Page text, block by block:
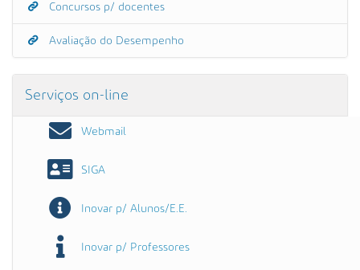
Concursos p/ docentes
Avaliação do Desempenho
Serviços on-line
Webmail
SIGA
Inovar p/ Alunos/E.E.
Inovar p/ Professores